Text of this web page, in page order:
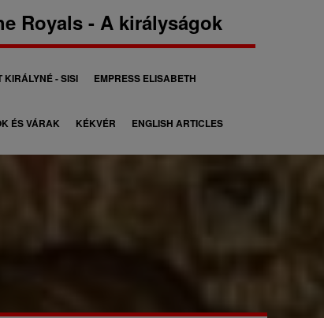
Royals - A királyságok
KIRÁLYNÉ - SISI EMPRESS ELISABETH
ÉS VÁRAK KÉKVÉR ENGLISH ARTICLES